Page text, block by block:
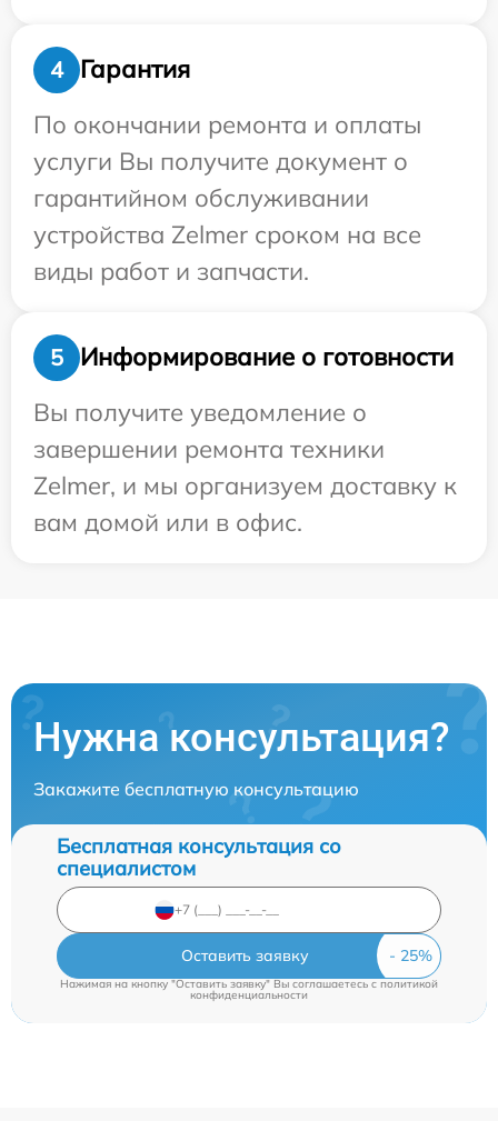
4
Гарантия
По окончании ремонта и оплаты
услуги Вы получите документ о
гарантийном обслуживании
устройства Zelmer сроком на все
виды работ и запчасти.
5
Информирование о готовности
Вы получите уведомление о
завершении ремонта техники
Zelmer, и мы организуем доставку к
вам домой или в офис.
Нужна консультация?
Закажите бесплатную консультацию
Бесплатная консультация со
специалистом
Оставить заявку
Нажимая на кнопку "Оставить заявку" Вы соглашаетесь cполитикой
конфиденциальности